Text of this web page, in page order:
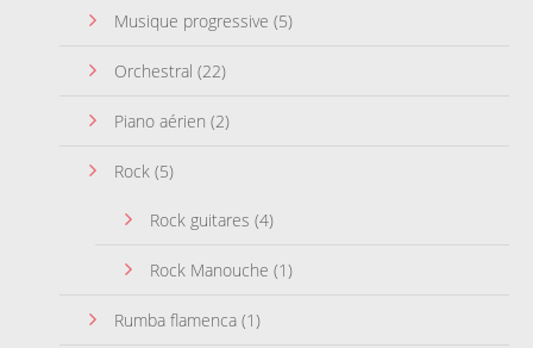
Musique progressive (5)
Orchestral (22)
Piano aérien (2)
Rock (5)
Rock guitares (4)
Rock Manouche (1)
Rumba flamenca (1)